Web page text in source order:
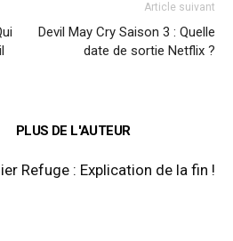
Article suivant
Devil May Cry Saison 3 : Quelle
date de sortie Netflix ?
PLUS DE L'AUTEUR
Refuge : Explication de la fin !